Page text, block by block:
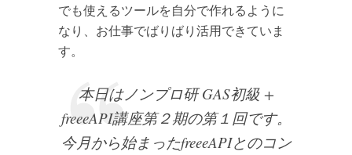
でも使えるツールを自分で作れるように
なり、お仕事でばりばり活用できていま
す。
本日はノンプロ研 GAS初級 +
freeeAPI講座第２期の第１回です。
今月から始まったfreeeAPIとのコン